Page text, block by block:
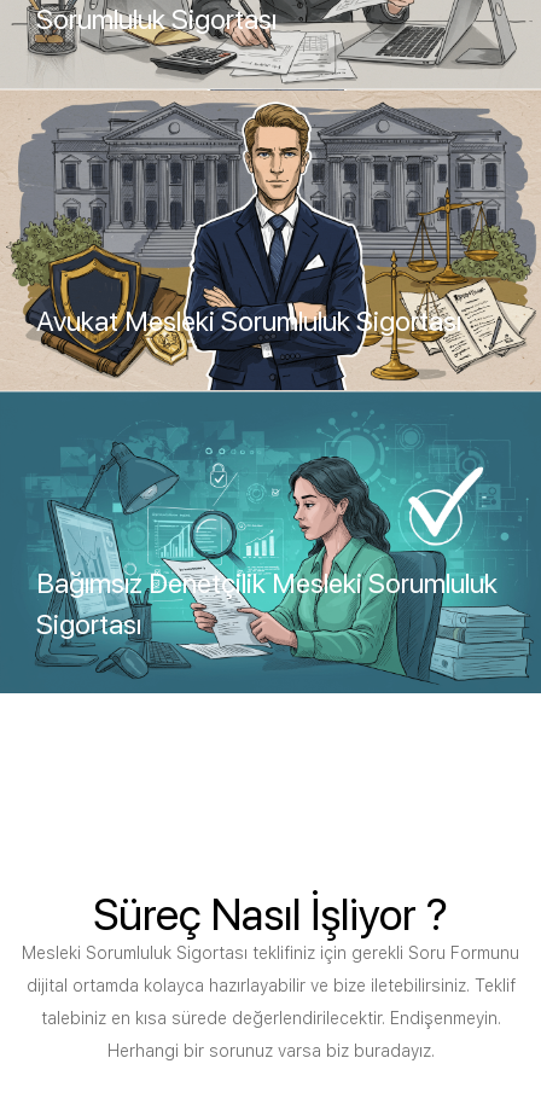
Sorumluluk Sigortası
Teklif Al
Avukat Mesleki Sorumluluk Sigortası
Bağımsız Denetçilik Mesleki Sorumluluk
Sigortası
Süreç Nasıl İşliyor ?
Mesleki Sorumluluk Sigortası teklifiniz için gerekli Soru Formunu
dijital ortamda kolayca hazırlayabilir ve bize iletebilirsiniz. Teklif
talebiniz en kısa sürede değerlendirilecektir. Endişenmeyin.
Herhangi bir sorunuz varsa biz buradayız.